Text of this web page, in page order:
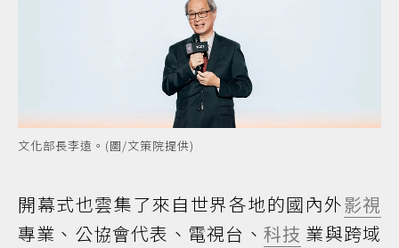
文化部長李遠。(圖/文策院提供)
開幕式也雲集了來自世界各地的國內外影視
專業、公協會代表、電視台、 科技 業與跨域